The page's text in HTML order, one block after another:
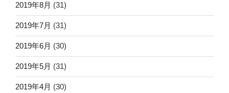
2019年8月 (31)
2019年7月 (31)
2019年6月 (30)
2019年5月 (31)
2019年4月 (30)